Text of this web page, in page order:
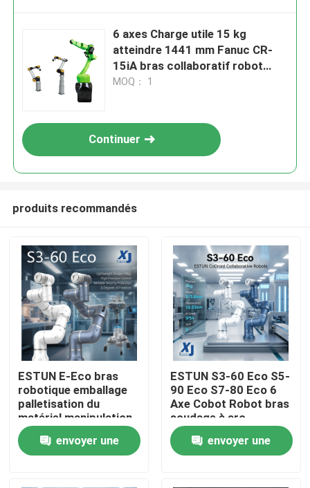
À la maison
Produits
Vidéos
6 axes Charge utile 15 kg
atteindre 1441 mm Fanuc CR-
15iA bras collaboratif robot
comme robot de manutention
MOQ： 1
Continuer
produits recommandés
ESTUN E-Eco bras
robotique emballage
palletisation du
matériel manipulation
robot collaboratif
avec OnRobot Grriper
envoyer une
ESTUN S3-60 Eco S5-
90 Eco S7-80 Eco 6
Axe Cobot Robot bras
soudage à arc
collaboratif robot
CNGBS positionneur
de soudage
envoyer une